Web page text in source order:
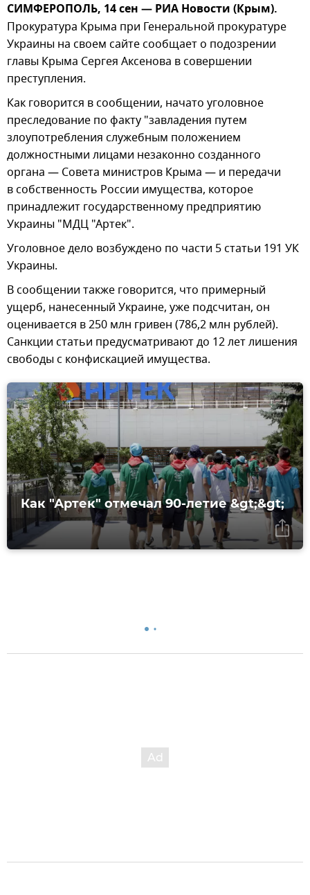
СИМФЕРОПОЛЬ, 14 сен — РИА Новости (Крым).
Прокуратура Крыма при Генеральной прокуратуре
Украины на своем сайте сообщает о подозрении
главы Крыма Сергея Аксенова в совершении
преступления.
Как говорится в сообщении, начато уголовное
преследование по факту "завладения путем
злоупотребления служебным положением
должностными лицами незаконно созданного
органа — Совета министров Крыма — и передачи
в собственность России имущества, которое
принадлежит государственному предприятию
Украины "МДЦ "Артек".
Уголовное дело возбуждено по части 5 статьи 191 УК
Украины.
В сообщении также говорится, что примерный
ущерб, нанесенный Украине, уже подсчитан, он
оценивается в 250 млн гривен (786,2 млн рублей).
Санкции статьи предусматривают до 12 лет лишения
свободы с конфискацией имущества.
Как "Артек" отмечал 90-летие &gt;&gt;